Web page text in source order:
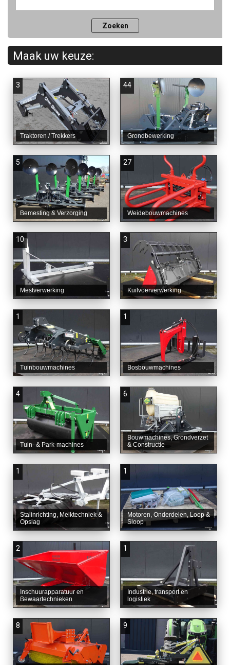
Maak uw keuze:
3
Traktoren / Trekkers
44
Grondbewerking
5
Bemesting & Verzorging
27
Weidebouwmachines
10
Mestverwerking
3
Kuilvoerverwerking
1
Tuinbouwmachines
1
Bosbouwmachines
4
Tuin- & Park-machines
6
Bouwmachines, Grondverzet
& Constructie
1
Stalinrichting, Melktechniek &
Opslag
1
Motoren, Onderdelen, Loop &
Sloop
2
Inschuurapparatuur en
Bewaartechnieken
1
Industrie, transport en
logistiek
8 9